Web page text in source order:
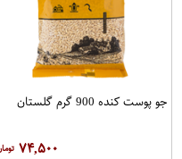
جو پوست کنده 900 گرم گلستان
۷۴,۵۰۰